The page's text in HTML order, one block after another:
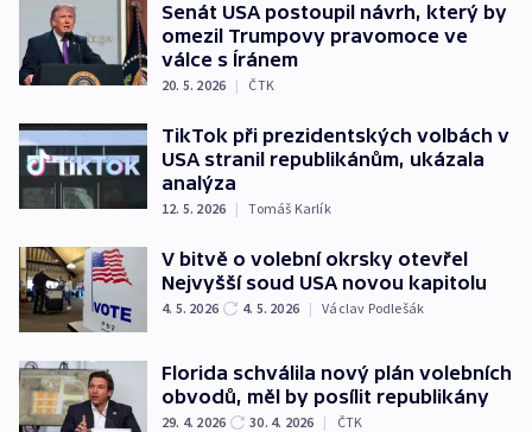
Senát USA postoupil návrh, který by
omezil Trumpovy pravomoce ve
válce s Íránem
20. 5. 2026 | ČTK
TikTok při prezidentských volbách v
USA stranil republikánům, ukázala
analýza
12. 5. 2026 | Tomáš Karlík
V bitvě o volební okrsky otevřel
Nejvyšší soud USA novou kapitolu
4. 5. 2026 4. 5. 2026 | Václav Podlešák
Florida schválila nový plán volebních
obvodů, měl by posílit republikány
29. 4. 2026 30. 4. 2026 | ČTK